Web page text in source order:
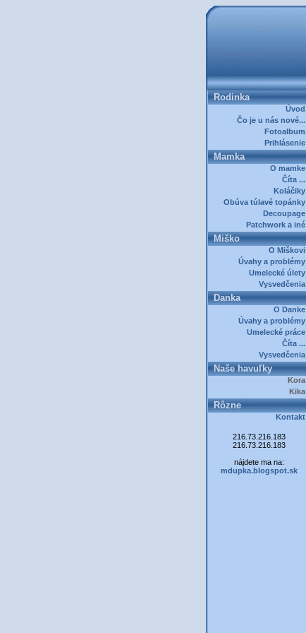
Rodinka
Úvod
Čo je u nás nové...
Fotoalbum
Prihlásenie
Mamka
O mamke
Číta ...
Koláčiky
Obúva túlavé topánky
Decoupage
Patchwork a iné
Miško
O Miškovi
Úvahy a problémy
Umelecké úlety
Vysvedčenia
Danka
O Danke
Úvahy a problémy
Umelecké práce
Číta ...
Vysvedčenia
Naše havuľky
Kora
Kika
Rôzne
Kontakt
216.73.216.183
216.73.216.183
nájdete ma na:
mdupka.blogspot.sk